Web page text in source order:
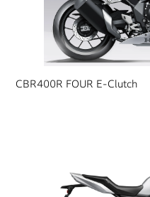
CBR400R FOUR E-Clutch